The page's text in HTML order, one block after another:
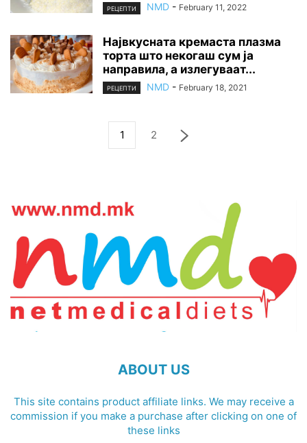
РЕЦЕПТИ NMD - February 11, 2022
Највкусната кремаста плазма
торта што некогаш сум ја
направила, а излегуваат...
РЕЦЕПТИ NMD - February 18, 2021
1 2
ABOUT US
This site contains product affiliate links. We may receive a
commission if you make a purchase after clicking on one of
these links